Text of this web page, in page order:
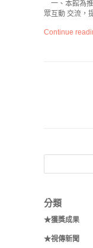
一、本館為
眾互動 交流，
Continue
分類
★獲獎成果
★視傳新聞